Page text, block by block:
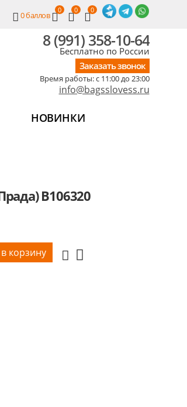
0баллов
0 0 0
8 (991) 358-10-64
Бесплатно по России
Заказать звонок
Время работы: c 11:00 до 23:00
info@bagsslovess.ru
НОВИНКИ
B106320
корзину